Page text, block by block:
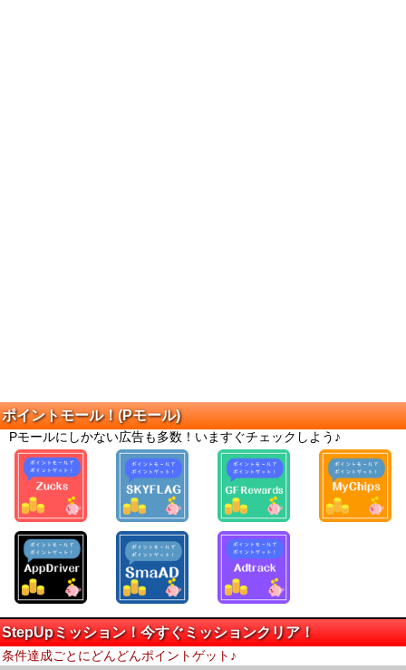
ポイントモール！(Pモール)
Pモールにしかない広告も多数！いますぐチェックしよう♪
StepUpミッション！今すぐミッションクリア！
条件達成ごとにどんどんポイントゲット♪